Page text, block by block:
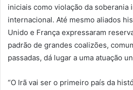
iniciais como violação da soberania
internacional. Até mesmo aliados
Unido e França expressaram
padrão de grandes coalizões,
passadas, dá lugar a uma atuação
“O Irã vai ser o primeiro país da